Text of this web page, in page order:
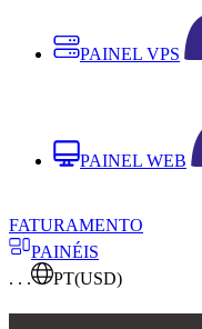
PAINEL VPS
PAINEL WEB
FATURAMENTO
PAINÉIS
. . .
PT(USD)